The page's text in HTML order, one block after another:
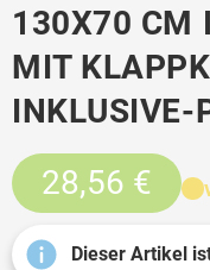
130X70 CM
MIT
INKLUSIVE-
28,56 €
Dieser Artikel